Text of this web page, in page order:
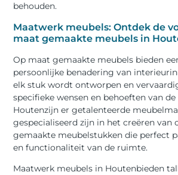
behouden.
Maatwerk meubels: Ontdek de
maat gemaakte meubels in
Op maat gemaakte meubels bieden
persoonlijke benadering van
elk stuk wordt ontworpen en
specifieke wensen en behoeften van
Houtenzijn er getalenteerde
gespecialiseerd zijn in het creëren van
gemaakte meubelstukken die perfect
en functionaliteit van de ruimte.
Maatwerk meubels in Houtenbieden